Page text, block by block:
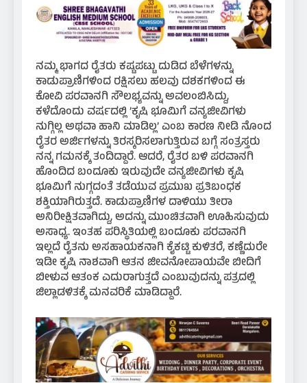
ನಮ್ಮ ಭಾಗದ ರೈತರು ಕಷ್ಟಪಟ್ಟು ದುಡಿದ ಬೆಳೆಗಳನ್ನು
ಕಾಡುಪ್ರಾಣಿಗಳಿಂದ ರಕ್ಷಿಸಲು ಹಲವು ದಶಕಗಳಿಂದ ಈ
ಕೋವಿ ಪರವಾನಗಿ ಸೌಲಭ್ಯವನ್ನು ಅವಲಂಬಿಸಿದ್ದು,
ಕಳೆದೊಂದು ವರ್ಷದಲ್ಲಿ ’ಕೃಷಿ ಭೂಮಿಗೆ ವನ್ಯಜೀವಿಗಳು
ನುಗ್ಗಿಲ್ಲ ಅಥವಾ ಹಾನಿ ಮಾಡಿಲ್ಲ’ ಎಂಬ ಕಾರಣ ನೀಡಿ ನೊಂದ
ರೈತರ ಅರ್ಜಿಗಳನ್ನು ತಿರಸ್ಕರಿಸಲಾಗುತ್ತಿರುವ ಬಗ್ಗೆ ಸಂತ್ರಸ್ತರು
ನನ್ನ ಗಮನಕ್ಕೆ ತಂದಿದ್ದಾರೆ. ಆದರೆ, ರೈತರ ಬಳಿ ಪರವಾನಗಿ
ಹೊಂದಿದ ಬಂದೂಕು ಇರುವುದೇ ವನ್ಯಜೀವಿಗಳು ಕೃಷಿ
ಭೂಮಿಗೆ ನುಗ್ಗದಂತೆ ತಡೆಯುವ ಪ್ರಮುಖ ಪ್ರತಿಬಂಧಕ
ಶಕ್ತಿಯಾಗಿರುತ್ತದೆ. ಕಾಡುಪ್ರಾಣಿಗಳ ದಾಳಿಯು ತೀರಾ
ಅನಿರೀಕ್ಷಿತವಾಗಿದ್ದು, ಅದನ್ನು ಮುಂಚಿತವಾಗಿ ಊಹಿಸುವುದು
ಅಸಾಧ್ಯ. ಇಂತಹ ಪರಿಸ್ಥಿತಿಯಲ್ಲಿ ಬಂದೂಕು ಪರವಾನಗಿ
ಇಲ್ಲದೆ ರೈತನು ಅಸಹಾಯಕನಾಗಿ ಕೈಕಟ್ಟಿ ಕುಳಿತರೆ, ಕಣ್ಣೆದುರೇ
ಇಡೀ ಕೃಷಿ ನಾಶವಾಗಿ ಆತನ ಜೀವನೋಪಾಯವೇ ಬೀದಿಗೆ
ಬೀಳುವ ಆತಂಕ ಎದುರಾಗುತ್ತದೆ ಎಂಬುವುದನ್ನು ಪತ್ರದಲ್ಲಿ
ಜಿಲ್ಲಾಡಳಿತಕ್ಕೆ ಮನವರಿಕೆ ಮಾಡಿದ್ದಾರೆ.